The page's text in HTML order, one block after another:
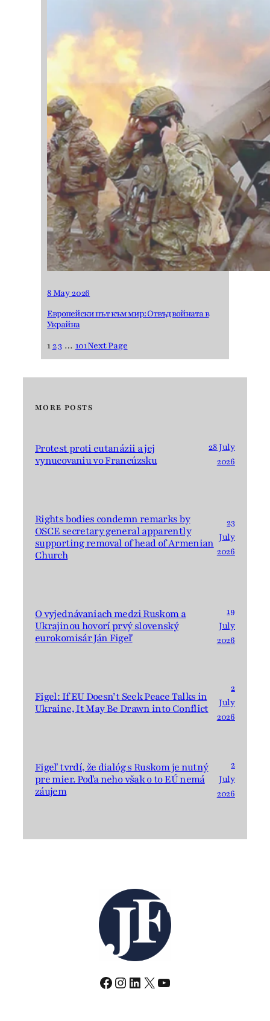
8 May 2026
Европейски път към мир: Отвъд войната в
Украйна
123 … 101Next Page
MORE POSTS
Protest proti eutanázii a jej
vynucovaniu vo Francúzsku
28 July
2026
Rights bodies condemn remarks by
OSCE secretary general apparently
supporting removal of head of Armenian
Church
23
July
2026
O vyjednávaniach medzi Ruskom a
Ukrajinou hovorí prvý slovenský
eurokomisár Ján Figeľ
19
July
2026
Figel: If EU Doesn’t Seek Peace Talks in
Ukraine, It May Be Drawn into Conflict
2
July
2026
Figeľ tvrdí, že dialóg s Ruskom je nutný
pre mier. Podľa neho však o to EÚ nemá
záujem
2
July
2026
Facebook
Instagram
LinkedIn
X YouTube